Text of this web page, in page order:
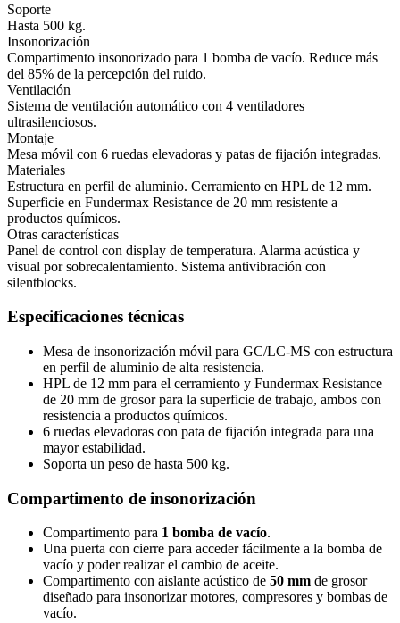
Soporte
Hasta 500 kg.
Insonorización
Compartimento insonorizado para 1 bomba de vacío. Reduce más
del 85% de la percepción del ruido.
Ventilación
Sistema de ventilación automático con 4 ventiladores
ultrasilenciosos.
Montaje
Mesa móvil con 6 ruedas elevadoras y patas de fijación integradas.
Materiales
Estructura en perfil de aluminio. Cerramiento en HPL de 12 mm.
Superficie en Fundermax Resistance de 20 mm resistente a
productos químicos.
Otras características
Panel de control con display de temperatura. Alarma acústica y
visual por sobrecalentamiento. Sistema antivibración con
silentblocks.
Especificaciones técnicas
Mesa de insonorización móvil para GC/LC-MS con estructura
en perfil de aluminio de alta resistencia.
HPL de 12 mm para el cerramiento y Fundermax Resistance
de 20 mm de grosor para la superficie de trabajo, ambos con
resistencia a productos químicos.
6 ruedas elevadoras con pata de fijación integrada para una
mayor estabilidad.
Soporta un peso de hasta 500 kg.
Compartimento de insonorización
Compartimento para 1 bomba de vacío.
Una puerta con cierre para acceder fácilmente a la bomba de
vacío y poder realizar el cambio de aceite.
Compartimento con aislante acústico de 50 mm de grosor
diseñado para insonorizar motores, compresores y bombas de
vacío.